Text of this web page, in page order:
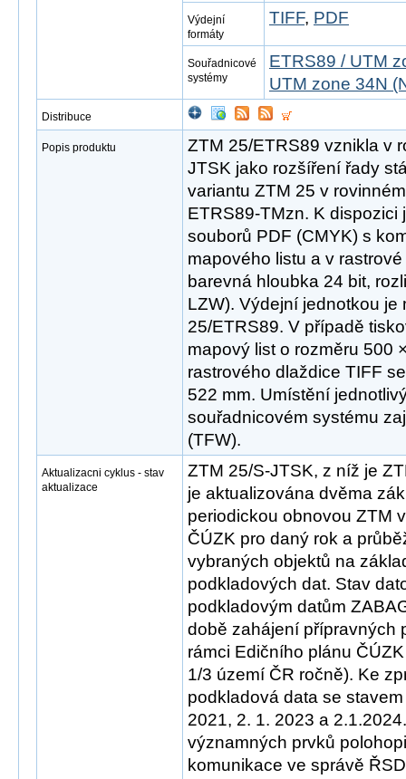
Výdejní
formáty
TIFF, PDF
Souřadnicové
systémy
ETRS89 / UTM
UTM zone 34N
Distribuce
Popis produktu
ZTM 25/ETRS89 vznikla v
JTSK jako rozšíření řady
variantu ZTM 25 v
ETRS89-TMzn. K dispozici
souborů PDF (CMYK) s
mapového listu a v
barevná hloubka 24 bit,
LZW). Výdejní jednotkou je
25/ETRS89. V případě
mapový list o rozměru 500
rastrového dlaždice TIFF
522 mm. Umístění
souřadnicovém systému
(TFW).
Aktualizacni cyklus - stav
aktualizace
ZTM 25/S-JTSK, z níž je
je aktualizována dvěma
periodickou obnovou ZTM
ČÚZK pro daný rok a
vybraných objektů na
podkladových dat. Stav
podkladovým datům
době zahájení přípravných
rámci Edičního plánu
1/3 území ČR ročně). Ke
podkladová data se
2021, 2. 1. 2023 a
významných prvků
komunikace ve správě